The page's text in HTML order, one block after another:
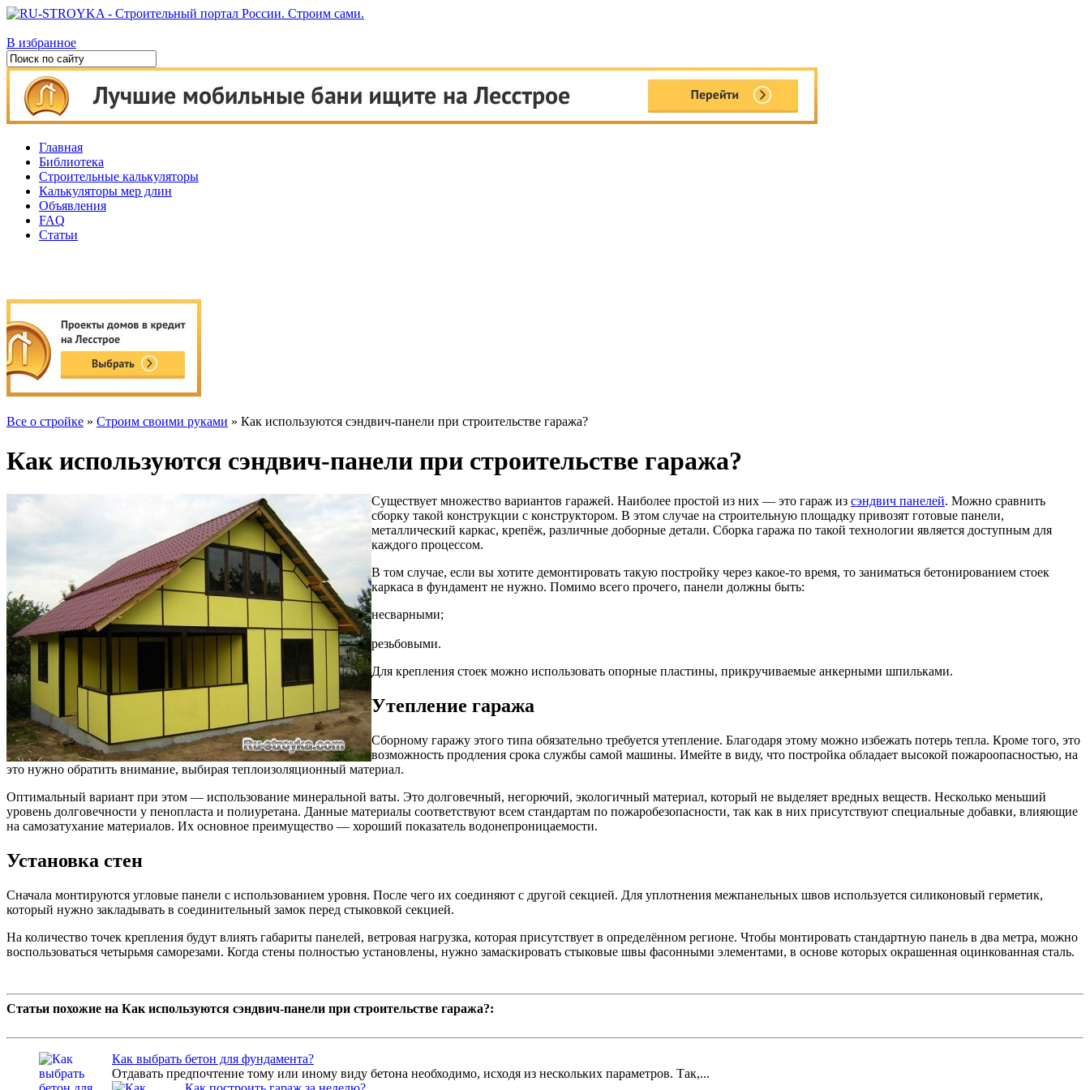
В избранное
Главная
Библиотека
Строительные калькуляторы
Калькуляторы мер длин
Объявления
FAQ
Статьи
Все о стройке » Строим своими руками » Как используются сэндвич-панели при строительстве гаража?
Как используются сэндвич-панели при строительстве гаража?
Существует множество вариантов гаражей. Наиболее простой из них — это гараж из сэндвич панелей. Можно сравнить
сборку такой конструкции с конструктором. В этом случае на строительную площадку привозят готовые панели,
металлический каркас, крепёж, различные доборные детали. Сборка гаража по такой технологии является доступным для
каждого процессом.
В том случае, если вы хотите демонтировать такую постройку через какое-то время, то заниматься бетонированием стоек
каркаса в фундамент не нужно. Помимо всего прочего, панели должны быть:
несварными;
резьбовыми.
Для крепления стоек можно использовать опорные пластины, прикручиваемые анкерными шпильками.
Утепление гаража
Сборному гаражу этого типа обязательно требуется утепление. Благодаря этому можно избежать потерь тепла. Кроме того, это
возможность продления срока службы самой машины. Имейте в виду, что постройка обладает высокой пожароопасностью, на
это нужно обратить внимание, выбирая теплоизоляционный материал.
Оптимальный вариант при этом — использование минеральной ваты. Это долговечный, негорючий, экологичный материал, который не выделяет вредных веществ. Несколько меньший
уровень долговечности у пенопласта и полиуретана. Данные материалы соответствуют всем стандартам по пожаробезопасности, так как в них присутствуют специальные добавки, влияющие
на самозатухание материалов. Их основное преимущество — хороший показатель водонепроницаемости.
Установка стен
Сначала монтируются угловые панели с использованием уровня. После чего их соединяют с другой секцией. Для уплотнения межпанельных швов используется силиконовый герметик,
который нужно закладывать в соединительный замок перед стыковкой секцией.
На количество точек крепления будут влиять габариты панелей, ветровая нагрузка, которая присутствует в определённом регионе. Чтобы монтировать стандартную панель в два метра, можно
воспользоваться четырьмя саморезами. Когда стены полностью установлены, нужно замаскировать стыковые швы фасонными элементами, в основе которых окрашенная оцинкованная сталь.
Статьи похожие на Как используются сэндвич-панели при строительстве гаража?:
Как выбрать бетон для фундамента?
Отдавать предпочтение тому или иному виду бетона необходимо, исходя из нескольких параметров. Так,...